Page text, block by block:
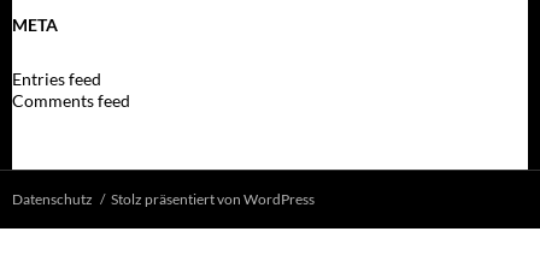
META
Entries feed
Comments feed
Datenschutz Stolz präsentiert von WordPress